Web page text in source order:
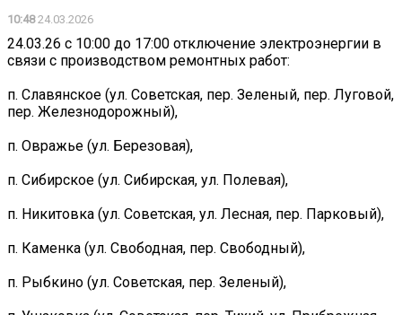
10:4824.03.2026
24.03.26 с 10:00 до 17:00 отключение электроэнергии в
связи с производством ремонтных работ:
п. Славянское (ул. Советская, пер. Зеленый, пер. Луговой,
пер. Железнодорожный),
п. Овражье (ул. Березовая),
п. Сибирское (ул. Сибирская, ул. Полевая),
п. Никитовка (ул. Советская, ул. Лесная, пер. Парковый),
п. Каменка (ул. Свободная, пер. Свободный),
п. Рыбкино (ул. Советская, пер. Зеленый),